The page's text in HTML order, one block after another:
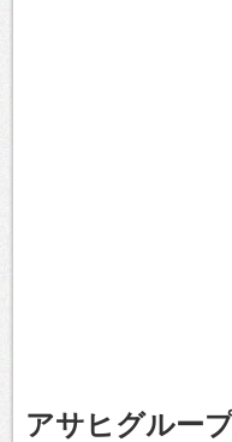
アサヒグルー